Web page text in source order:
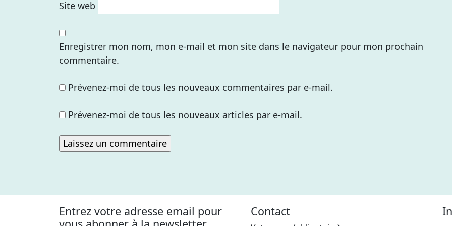
Site web
Enregistrer mon nom, mon e-mail et mon site dans le navigateur pour mon prochain
commentaire.
Prévenez-moi de tous les nouveaux commentaires par e-mail.
Prévenez-moi de tous les nouveaux articles par e-mail.
Entrez votre adresse email pour
Contact